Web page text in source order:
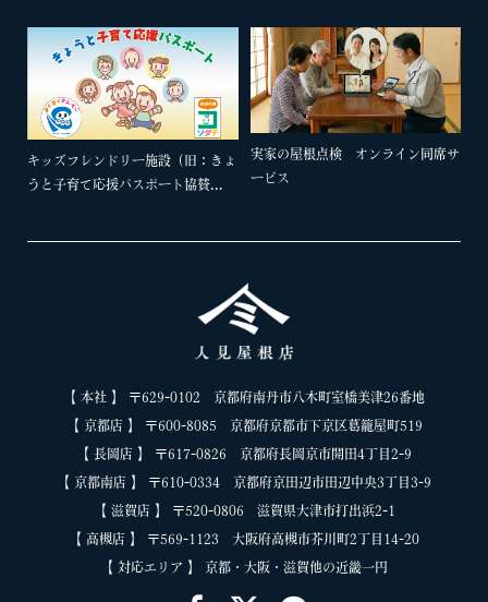
キッズフレンドリー施設（旧：きょ
うと子育て応援パスポート協賛...
実家の屋根点検 オンライン同席サ
ービス
【 本社 】 〒629-0102 京都府南丹市八木町室橋美津26番地
【 京都店 】 〒600-8085 京都府京都市下京区葛籠屋町519
【 長岡店 】 〒617-0826 京都府長岡京市開田4丁目2-9
【 京都南店 】 〒610-0334 京都府京田辺市田辺中央3丁目3-9
【 滋賀店 】 〒520-0806 滋賀県大津市打出浜2-1
【 高槻店 】 〒569-1123 大阪府高槻市芥川町2丁目14-20
【 対応エリア 】 京都・大阪・滋賀他の近畿一円